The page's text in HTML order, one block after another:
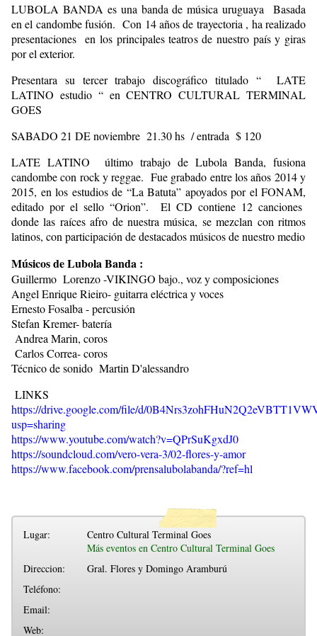
LUBOLA BANDA es una banda de música uruguaya Basada
en el candombe fusión. Con 14 años de trayectoria , ha realizado
presentaciones en los principales teatros de nuestro país y giras
por el exterior.
Presentara su tercer trabajo discográfico titulado “ LATE
LATINO estudio “ en CENTRO CULTURAL TERMINAL
GOES
SABADO 21 DE noviembre 21.30 hs / entrada $ 120
LATE LATINO último trabajo de Lubola Banda, fusiona
candombe con rock y reggae. Fue grabado entre los años 2014 y
2015, en los estudios de “La Batuta” apoyados por el FONAM,
editado por el sello “Orion”. El CD contiene 12 canciones
donde las raíces afro de nuestra música, se mezclan con ritmos
latinos, con participación de destacados músicos de nuestro medio
Músicos de Lubola Banda :
Guillermo Lorenzo -VIKINGO bajo., voz y composiciones
Angel Enrique Rieiro- guitarra eléctrica y voces
Ernesto Fosalba - percusión
Stefan Kremer- batería
Andrea Marin, coros
Carlos Correa- coros
Técnico de sonido Martin D'alessandro
LINKS
https://drive.google.com/file/d/
usp=sharing
https://www.youtube.com/watch?v=QPrSuKgxdJ0
https://soundcloud.com/vero-vera-3/02-flores-y-amor
https://www.facebook.com/prensalubolabanda/?ref=hl
Lugar:
Centro Cultural Terminal Goes
Más eventos en Centro Cultural Terminal Goes
Direccion:
Gral. Flores y Domingo Aramburú
Teléfono:
Email:
Web: